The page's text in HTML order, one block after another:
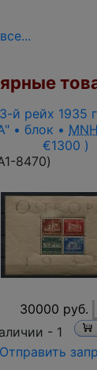
й рейх 1935
• блок •
€1300 )
8470)
30000 руб.
- 1
Отправить